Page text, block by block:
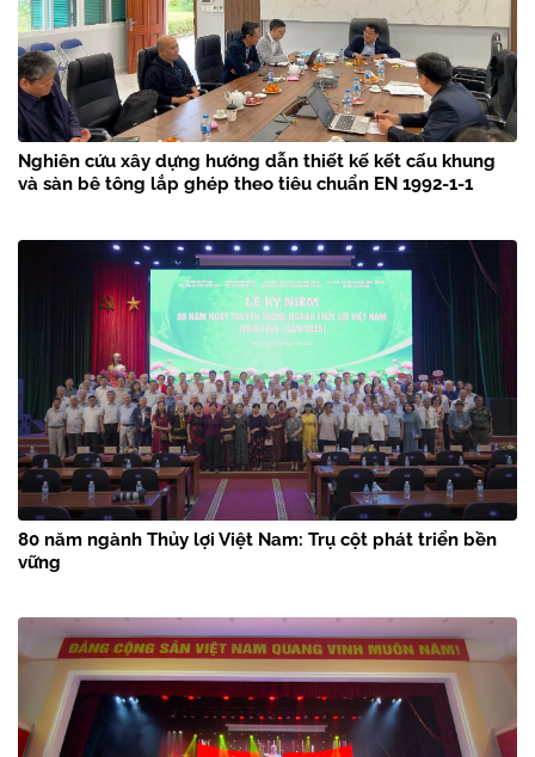
Nghiên cứu xây dựng hướng dẫn thiết kế kết cấu khung
và sàn bê tông lắp ghép theo tiêu chuẩn EN 1992-1-1
80 năm ngành Thủy lợi Việt Nam: Trụ cột phát triển bền
vững